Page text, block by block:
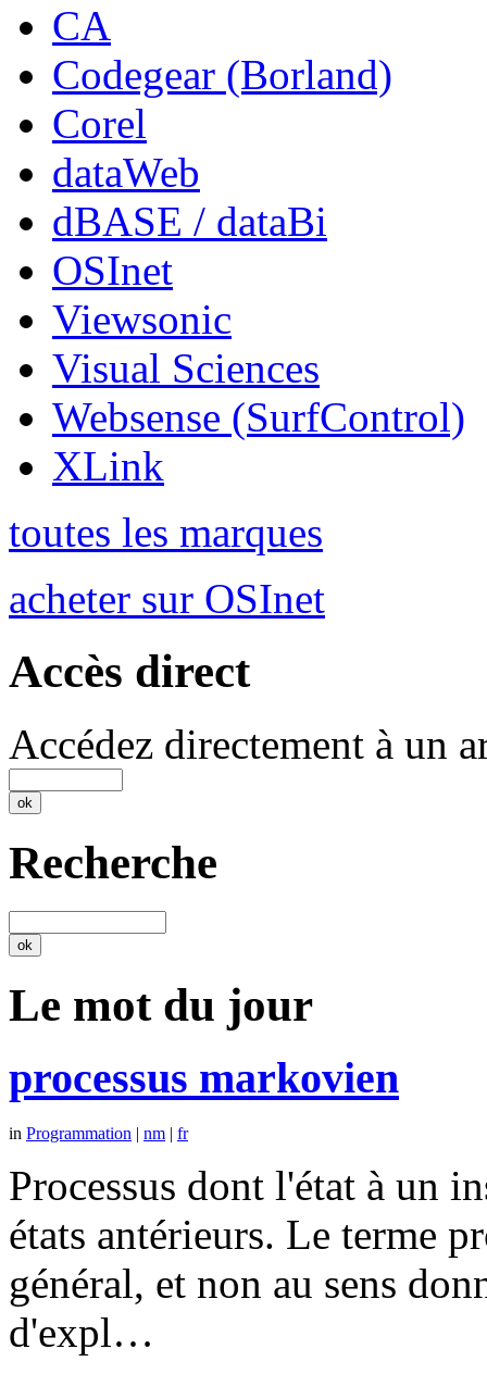
CA
Codegear (Borland)
Corel
dataWeb
dBASE / dataBi
OSInet
Viewsonic
Visual Sciences
Websense (SurfControl)
XLink
toutes les marques
acheter sur OSInet
Accès direct
Accédez directement à un
Recherche
Le mot du jour
processus markovien
in Programmation | nm | fr
Processus dont l'état à un
états antérieurs. Le terme
général, et non au sens
d'expl…